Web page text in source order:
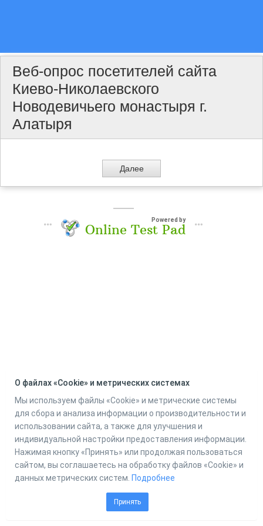
Веб-опрос посетителей сайта
Киево-Николаевского
Новодевичьего монастыря г.
Алатыря
Powered by
Online Test Pad
О файлах «Cookie» и метрических системах
Мы используем файлы «Cookie» и метрические системы
для сбора и анализа информации о производительности и
использовании сайта, а также для улучшения и
индивидуальной настройки предоставления информации.
Нажимая кнопку «Принять» или продолжая пользоваться
сайтом, вы соглашаетесь на обработку файлов «Cookie» и
данных метрических систем. Подробнее
Принять